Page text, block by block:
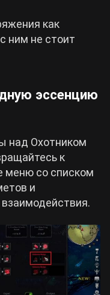
как
ним не стоит
эссенцию
над Охотником
к
меню со списком
и